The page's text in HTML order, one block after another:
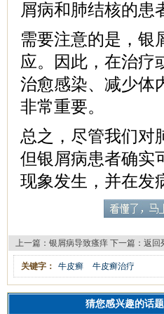
屑病和肺结核的患
需要注意的是，银
应。因此，在治疗
治愈感染、减少体
非常重要。
总之，尽管我们对
但银屑病患者确实
现象发生，并在发
上一篇： 银屑病导致瘙痒 下一篇： 返回
关键字： 牛皮癣 牛皮癣治疗
猜您感兴趣的话题